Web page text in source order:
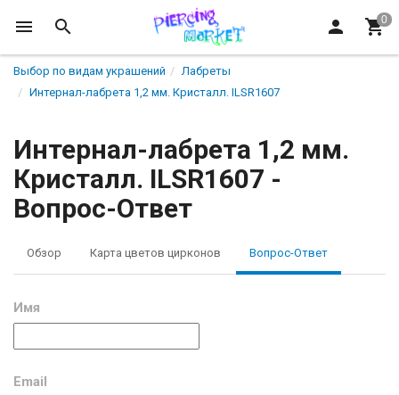
Выбор по видам украшений
Лабреты
Интернал-лабрета 1,2 мм. Кристалл. ILSR1607
Интернал-лабрета 1,2 мм.
Кристалл. ILSR1607 -
Вопрос-Ответ
Обзор Карта цветов цирконов Вопрос-Ответ
Имя
Email